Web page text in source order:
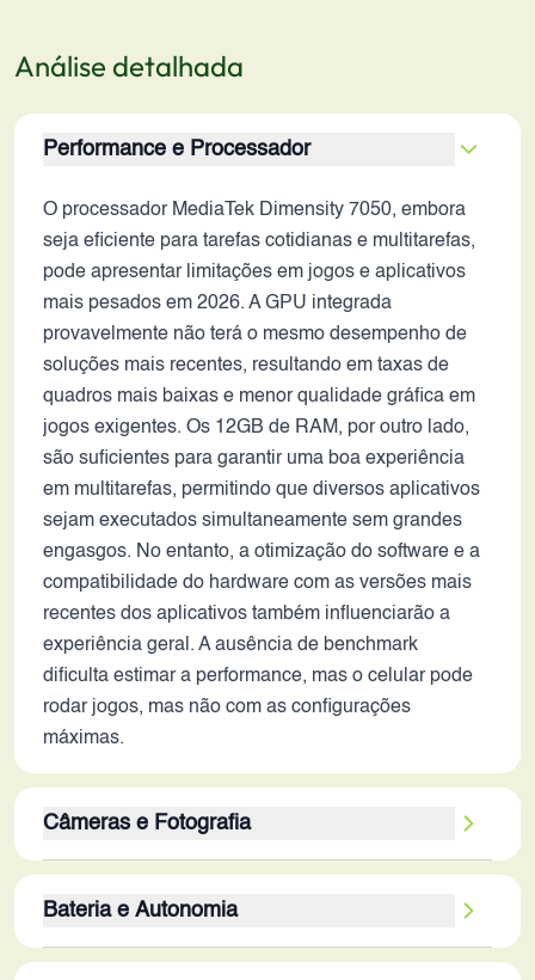
Análise detalhada
Performance e Processador
O processador MediaTek Dimensity 7050, embora
seja eficiente para tarefas cotidianas e multitarefas,
pode apresentar limitações em jogos e aplicativos
mais pesados em 2026. A GPU integrada
provavelmente não terá o mesmo desempenho de
soluções mais recentes, resultando em taxas de
quadros mais baixas e menor qualidade gráfica em
jogos exigentes. Os 12GB de RAM, por outro lado,
são suficientes para garantir uma boa experiência
em multitarefas, permitindo que diversos aplicativos
sejam executados simultaneamente sem grandes
engasgos. No entanto, a otimização do software e a
compatibilidade do hardware com as versões mais
recentes dos aplicativos também influenciarão a
experiência geral. A ausência de benchmark
dificulta estimar a performance, mas o celular pode
rodar jogos, mas não com as configurações
máximas.
Câmeras e Fotografia
produzirá fotos de boa qualidade em condições
ideais de iluminação. No entanto, a ausência de
Bateria e Autonomia